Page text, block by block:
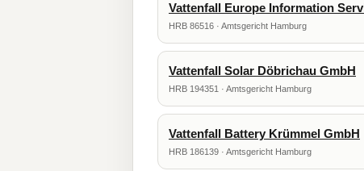
Vattenfall Europe Information
HRB 86516 · Amtsgericht Hamburg
Vattenfall Solar Döbrichau GmbH
HRB 194351 · Amtsgericht Hamburg
Vattenfall Battery Krümmel GmbH
HRB 186139 · Amtsgericht Hamburg